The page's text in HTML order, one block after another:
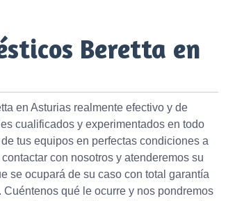
Beretta en
en Asturias realmente efectivo y de
cualificados y experimentados en todo
tus equipos en perfectas condiciones a
con nosotros y atenderemos su
se ocupará de su caso con total garantía
qué le ocurre y nos pondremos